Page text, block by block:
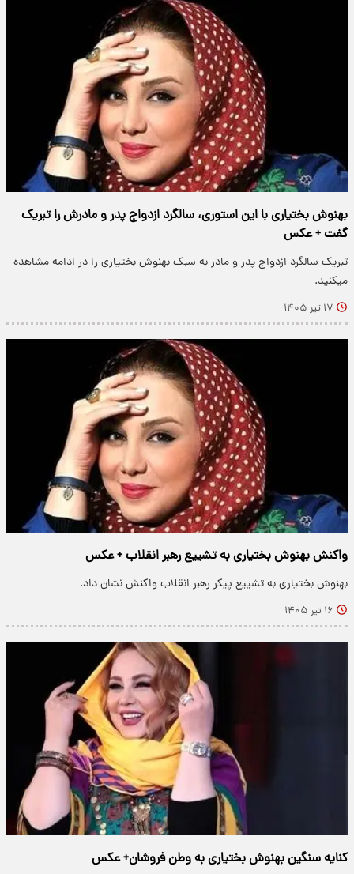
بهنوش بختیاری با این استوری، سالگرد ازدواج پدر و مادرش را تبریک
گفت + عکس
تبریک سالگرد ازدواج پدر و مادر به سبک بهنوش بختیاری را در ادامه مشاهده
میکنید.
۱۷ تیر ۱۴۰۵
واکنش بهنوش بختیاری به تشییع رهبر انقلاب + عکس
بهنوش بختیاری به تشییع پیکر رهبر انقلاب واکنش نشان داد.
۱۶ تیر ۱۴۰۵
کنایه سنگین بهنوش بختیاری به وطن فروشان+ عکس